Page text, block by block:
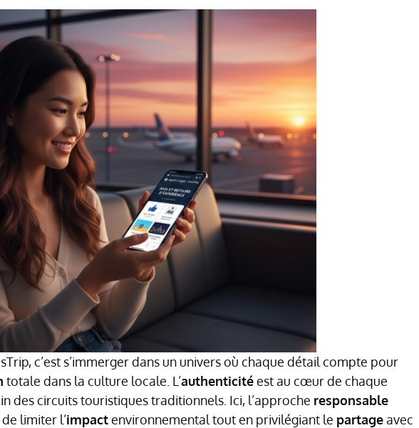
c’est s’immerger dans un univers où chaque détail compte pour
totale dans la culture locale. L’authenticitéest au cœur de chaque
des circuits touristiques traditionnels. Ici, l’approche responsable
limiter l’impactenvironnemental tout en privilégiant le partageavec